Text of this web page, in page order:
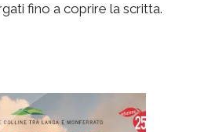
fino a coprire la scritta.